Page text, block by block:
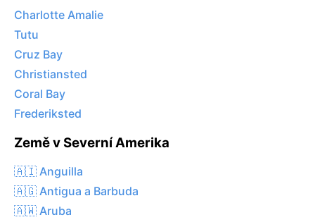
Charlotte Amalie
Tutu
Cruz Bay
Christiansted
Coral Bay
Frederiksted
Země v Severní Amerika
🇦🇮 Anguilla
🇦🇬 Antigua a Barbuda
🇦🇼 Aruba